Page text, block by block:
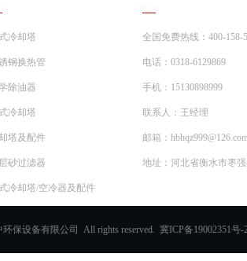
冷却塔
钢换热管
除油器
冷却塔
塔及配件
砂过滤器
冷却塔/空冷器及配件
全国免费热线：400-158-
电话：0318-6129869
手机：15130898999
联系人：王经理
邮箱：
地址：河北省衡水市枣
保设备有限公司 All rights reserved. 冀ICP备19002351号-